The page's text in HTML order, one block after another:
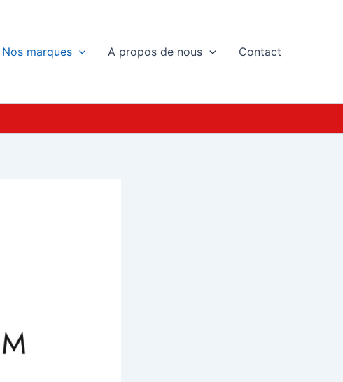
Nos marques A propos de nous Contact